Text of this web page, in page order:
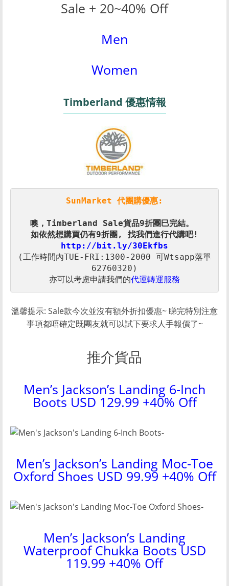
Sale + 20~40% Off
Men
Women
Timberland 優惠情報
SunMarket 代團購優惠:
http://bit.ly/30Ekfbs
(工作時間內TUE-FRI:1300-2000 可Wtsapp落單
亦可以考慮申請我們的代運轉運服務
溫馨提示: Sale款今次並沒有額外折扣優惠~ 睇完特別注意
事項都唔確定既團友就可以試下要求人手報價了~
推介貨品
Men’s Jackson’s Landing 6-Inch
Boots USD 129.99 +40% Off
Men’s Jackson’s Landing Moc-Toe
Oxford Shoes USD 99.99 +40% Off
Men’s Jackson’s Landing
Waterproof Chukka Boots USD
119.99 +40% Off